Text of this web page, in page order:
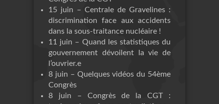
15 juin – Centrale de Gravelines :
discrimination face aux accidents
dans la sous-traitance nucléaire !
11 juin – Quand les statistiques du
gouvernement dévoilent la vie de
l’ouvrier.e
8 juin – Quelques vidéos du 54ème
Congrès
8 juin – Congrès de la CGT :